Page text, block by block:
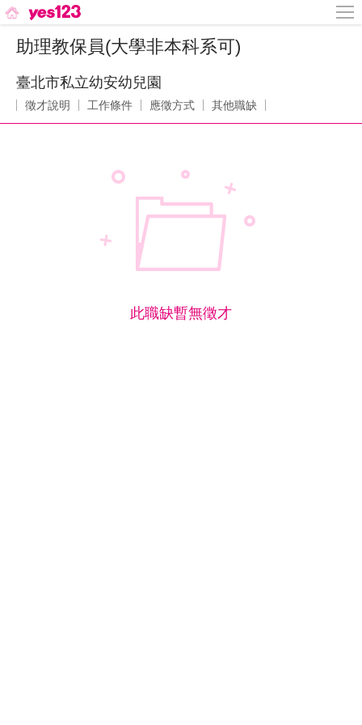
助理教保員(大學非本科系可)
臺北市私立幼安幼兒園
徵才說明 工作條件 應徵方式 其他職缺
此職缺暫無徵才